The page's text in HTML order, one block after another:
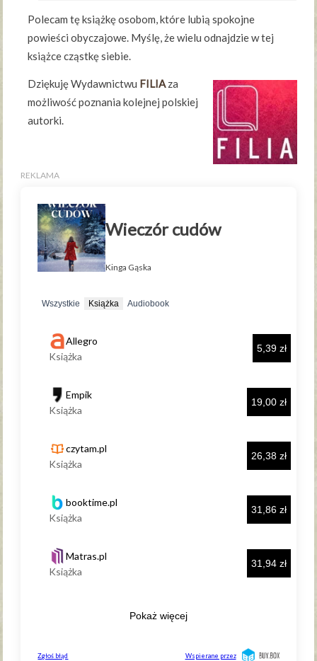
Polecam tę książkę osobom, które lubią spokojne
powieści obyczajowe. Myślę, że wielu odnajdzie w tej
książce cząstkę siebie.
Dziękuję Wydawnictwu FILIA za
możliwość poznania kolejnej polskiej
autorki.